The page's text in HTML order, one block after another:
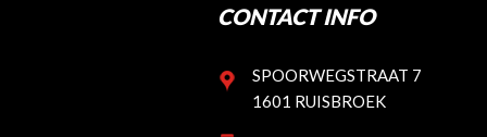
CONTACT INFO
SPOORWEGSTRAAT 7
1601 RUISBROEK